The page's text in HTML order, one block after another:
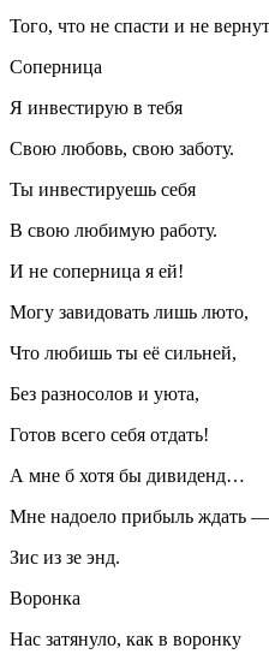
Того, что не спасти и не
Соперница
Я инвестирую в тебя
Свою любовь, свою заботу.
Ты инвестируешь себя
В свою любимую работу.
И не соперница я ей!
Могу завидовать лишь люто,
Что любишь ты её сильней,
Без разносолов и уюта,
Готов всего себя отдать!
А мне б хотя бы дивиденд…
Мне надоело прибыль ждать —
Зис из зе энд.
Воронка
Нас затянуло, как в воронку